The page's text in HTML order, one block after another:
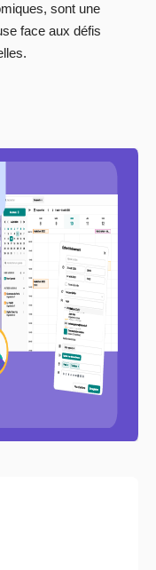
sont une
face aux défis